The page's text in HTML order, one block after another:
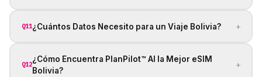
Q11¿Cuántos Datos Necesito para un Viaje Bolivia? +
Q12
¿Cómo Encuentra PlanPilot™ AI la Mejor eSIM
Bolivia?
+